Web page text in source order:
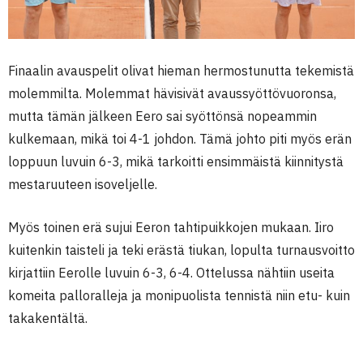
Finaalin avauspelit olivat hieman hermostunutta tekemistä
molemmilta. Molemmat hävisivät avaussyöttövuoronsa,
mutta tämän jälkeen Eero sai syöttönsä nopeammin
kulkemaan, mikä toi 4-1 johdon. Tämä johto piti myös erän
loppuun luvuin 6-3, mikä tarkoitti ensimmäistä kiinnitystä
mestaruuteen isoveljelle.
Myös toinen erä sujui Eeron tahtipuikkojen mukaan. Iiro
kuitenkin taisteli ja teki erästä tiukan, lopulta turnausvoitto
kirjattiin Eerolle luvuin 6-3, 6-4. Ottelussa nähtiin useita
komeita palloralleja ja monipuolista tennistä niin etu- kuin
takakentältä.